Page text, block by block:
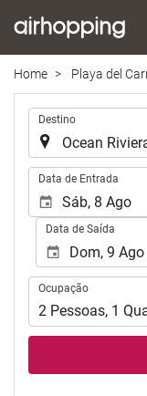
Home Playa del
Destino
Data de Entrada
Data de Saída
Ocupação
Ocupação
2 Pessoas, 1